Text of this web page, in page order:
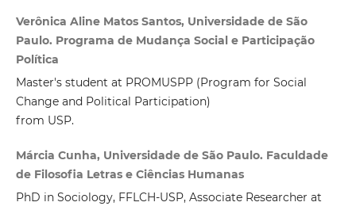
Verônica Aline Matos Santos, Universidade de São
Paulo. Programa de Mudança Social e Participação
Política
Master's student at PROMUSPP (Program for Social
Change and Political Participation)
from USP.
Márcia Cunha, Universidade de São Paulo. Faculdade
de Filosofia Letras e Ciências Humanas
PhD in Sociology, FFLCH-USP, Associate Researcher at